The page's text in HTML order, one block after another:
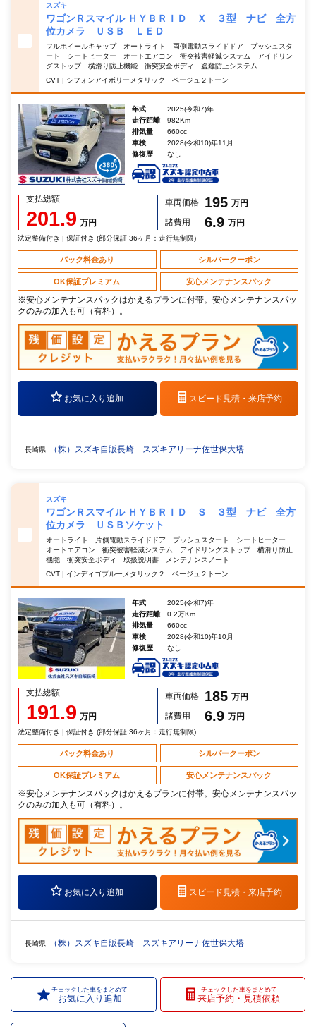
スズキ
ワゴンＲスマイル ＨＹＢＲＩＤ Ｘ ３型 ナビ 全方
位カメラ ＵＳＢ ＬＥＤ
フルホイールキャップ オートライト 両側電動スライドドア プッシュスタ
ート シートヒーター オートエアコン 衝突被害軽減システム アイドリン
グストップ 横滑り防止機能 衝突安全ボディ 盗難防止システム
CVT | シフォンアイボリーメタリック ベージュ２トーン
年式
2025(令和7)年
走行距離
982Km
排気量
660cc
車検
2028(令和10)年11月
修復歴
なし
支払総額
201.9 万円
車両価格 195 万円
諸費用
6.9 万円
法定整備付き | 保証付き (部分保証 36ヶ月：走行無制限)
パック料金あり シルバークーポン
OK保証プレミアム 安心メンテナンスパック
※安心メンテナンスパックはかえるプランに付帯。安心メンテナンスパッ
クのみの加入も可（有料）。
お気に入り追加 スピード見積・ 来店予約
長崎県 （株）スズキ自販長崎 スズキアリーナ佐世保大塔
スズキ
ワゴンＲスマイル ＨＹＢＲＩＤ Ｓ ３型 ナビ 全方
位カメラ ＵＳＢソケット
オートライト 片側電動スライドドア プッシュスタート シートヒーター
オートエアコン 衝突被害軽減システム アイドリングストップ 横滑り防止
機能 衝突安全ボディ 取扱説明書 メンテナンスノート
CVT | インディゴブルーメタリック２ ベージュ２トーン
年式
2025(令和7)年
走行距離
0.2万Km
排気量
660cc
車検
2028(令和10)年10月
修復歴
なし
支払総額
191.9 万円
車両価格 185 万円
諸費用
6.9 万円
法定整備付き | 保証付き (部分保証 36ヶ月：走行無制限)
パック料金あり シルバークーポン
OK保証プレミアム 安心メンテナンスパック
※安心メンテナンスパックはかえるプランに付帯。安心メンテナンスパッ
クのみの加入も可（有料）。
お気に入り追加 スピード見積・ 来店予約
長崎県 （株）スズキ自販長崎 スズキアリーナ佐世保大塔
チェックした車をまとめて
お気に入り追加
チェックした車をまとめて
来店予約・見積依頼